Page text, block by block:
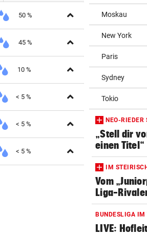
50 % Aufklappen
45 % Aufklappen
10 % Aufklappen
< 5 % Aufklappen
< 5 % Aufklappen
< 5 % Aufklappen
Moskau
New York
Paris
Sydney
Tokio
NEO-RIEDER
„Stell dir
einen Titel“
IM
Vom
Liga-
BUNDESLIGA IM
LIVE: